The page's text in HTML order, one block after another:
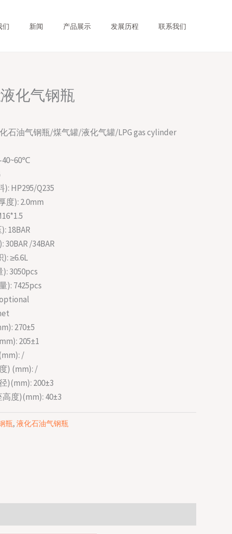
们 新闻 产品展示 发展历程 联系我们
化气钢瓶
石油气钢瓶/煤气罐/液化气罐/LPG gas cylinder
HP295/Q235
度): 2.0mm
18BAR
/34BAR
≥6.6L
3050pcs
): 7425pcs
270±5
205±1
/
) (mm): /
)(mm): 200±3
度)(mm): 40±3
瓶, 液化石油气钢瓶